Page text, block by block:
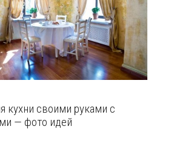
кухни своими руками с
— фото идей